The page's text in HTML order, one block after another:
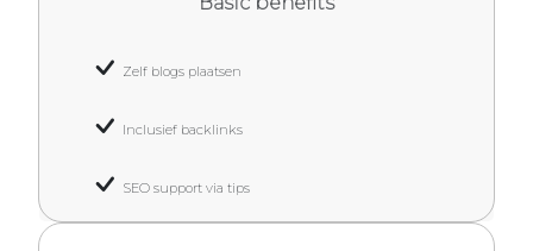
Zelf blogs plaatsen
Inclusief backlinks
SEO support via tips